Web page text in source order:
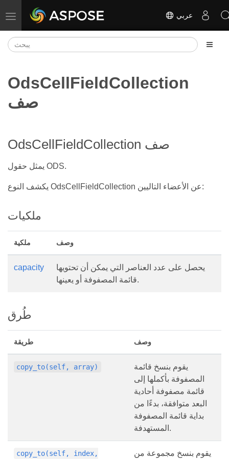
تبديل التنقل عربي
OdsCellFieldCollection
صف
OdsCellFieldCollection صف
يمثل حقول ODS.
يكشف النوع OdsCellFieldCollection عن الأعضاء التاليين:
ملكيات
ملكية وصف
capacity
يحصل على عدد العناصر التي يمكن أن تحتويها
قائمة المصفوفة أو يعينها.
طُرق
طريقة وصف
copy_to(self, array)
يقوم بنسخ قائمة
المصفوفة بأكملها إلى
قائمة مصفوفة أحادية
البعد متوافقة، بدءًا من
بداية قائمة المصفوفة
المستهدفة.
copy_to(self, index,
يقوم بنسخ مجموعة من